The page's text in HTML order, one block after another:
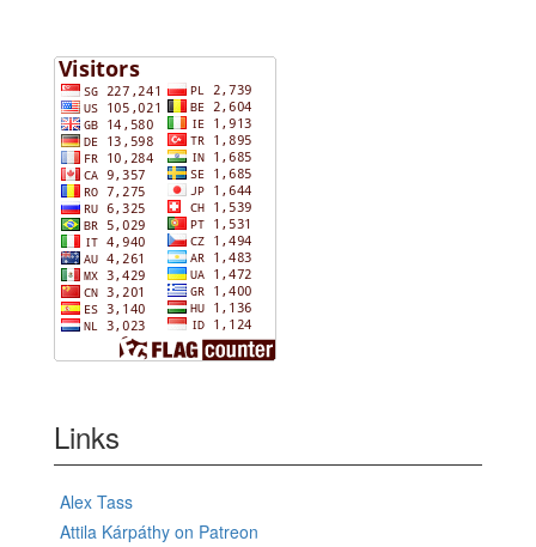
Links
Alex Tass
Attila Kárpáthy on Patreon